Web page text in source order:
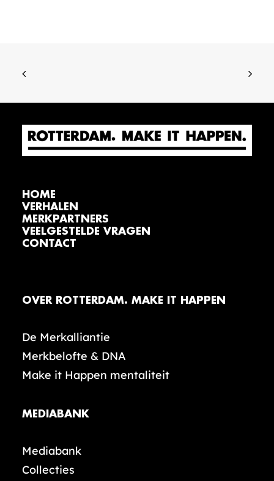
HOME
VERHALEN
MERKPARTNERS
VEELGESTELDE VRAGEN
CONTACT
OVER ROTTERDAM. MAKE IT HAPPEN
De Merkalliantie
Merkbelofte & DNA
Make it Happen mentaliteit
MEDIABANK
Mediabank
Collecties